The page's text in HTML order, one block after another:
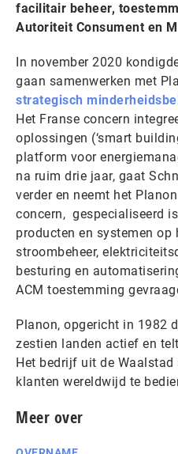
facilitair beheer,
Autoriteit Consument en
In november 2020
gaan samenwerken met
strategisch
Het Franse concern
oplossingen (‘smart
platform voor
na ruim drie jaar, gaat
verder en neemt het
concern, gespecialiseerd
producten en systemen op
stroombeheer,
besturing en
ACM toestemming
Planon, opgericht in 1982
zestien landen actief en
Het bedrijf uit de
klanten wereldwijd te
Meer over